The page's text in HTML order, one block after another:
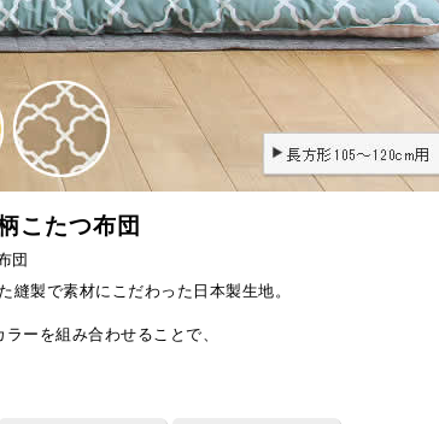
こたつ布団
団
製で素材にこだわった日本製生地。
ーを組み合わせることで、